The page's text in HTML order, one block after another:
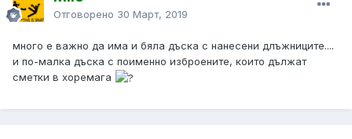
Отговорено 30 Март, 2019
много е важно да има и бяла дъска с нанесени длъжниците....
и по-малка дъска с поименно изброените, които дължат
сметки в хоремага